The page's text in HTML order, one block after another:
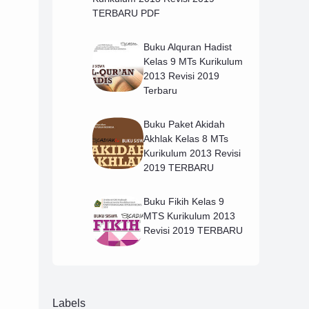
TERBARU PDF
Buku Alquran Hadist
Kelas 9 MTs Kurikulum
2013 Revisi 2019
Terbaru
Buku Paket Akidah
Akhlak Kelas 8 MTs
Kurikulum 2013 Revisi
2019 TERBARU
Buku Fikih Kelas 9
MTS Kurikulum 2013
Revisi 2019 TERBARU
Labels